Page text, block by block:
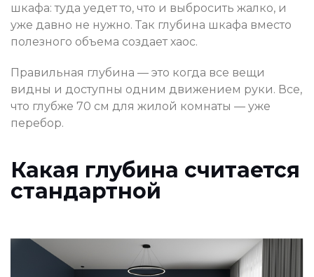
шкафа: туда уедет то, что и выбросить жалко, и
уже давно не нужно. Так глубина шкафа вместо
полезного объема создает хаос.
Правильная глубина — это когда все вещи
видны и доступны одним движением руки. Все,
что глубже 70 см для жилой комнаты — уже
перебор.
Какая глубина считается
стандартной